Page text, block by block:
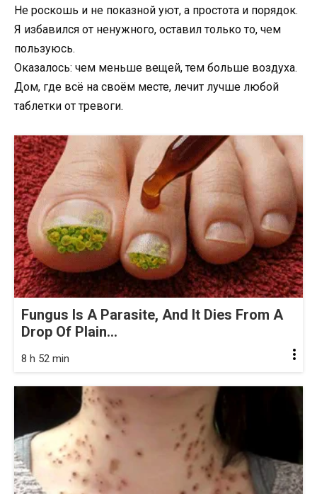
Не роскошь и не показной уют, а простота и порядок.
Я избавился от ненужного, оставил только то, чем
пользуюсь.
Оказалось: чем меньше вещей, тем больше воздуха.
Дом, где всё на своём месте, лечит лучше любой
таблетки от тревоги.
Fungus Is A Parasite, And It Dies From A
Drop Of Plain...
8 h 52 min